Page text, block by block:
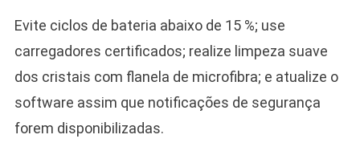
Evite ciclos de bateria abaixo de 15 %; use
carregadores certificados; realize limpeza suave
dos cristais com flanela de microfibra; e atualize o
software assim que notificações de segurança
forem disponibilizadas.